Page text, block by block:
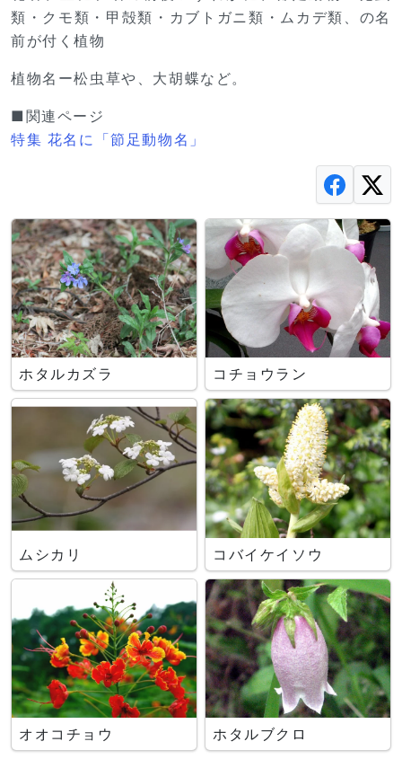
類・クモ類・甲殻類・カブトガニ類・ムカデ類、の名
前が付く植物
植物名ー松虫草や、大胡蝶など。
■関連ページ
特集 花名に「節足動物名」
ホタルカズラ コチョウラン
ムシカリ コバイケイソウ
オオコチョウ ホタルブクロ